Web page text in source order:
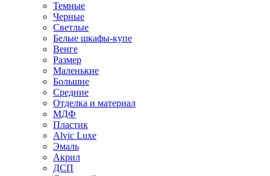
Темные
Черные
Светлые
Белые шкафы-купе
Венге
Размер
Маленькие
Большие
Средние
Отделка и материал
МДФ
Пластик
Alvic Luxe
Эмаль
Акрил
ДСП